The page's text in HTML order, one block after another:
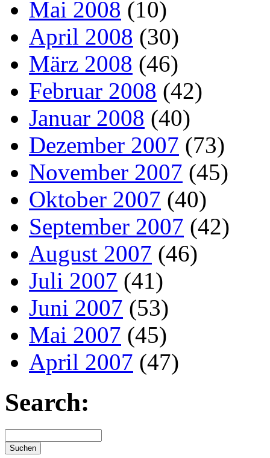
Mai 2008 (10)
April 2008 (30)
März 2008 (46)
Februar 2008 (42)
Januar 2008 (40)
Dezember 2007 (73)
November 2007 (45)
Oktober 2007 (40)
September 2007 (42)
August 2007 (46)
Juli 2007 (41)
Juni 2007 (53)
Mai 2007 (45)
April 2007 (47)
Search: